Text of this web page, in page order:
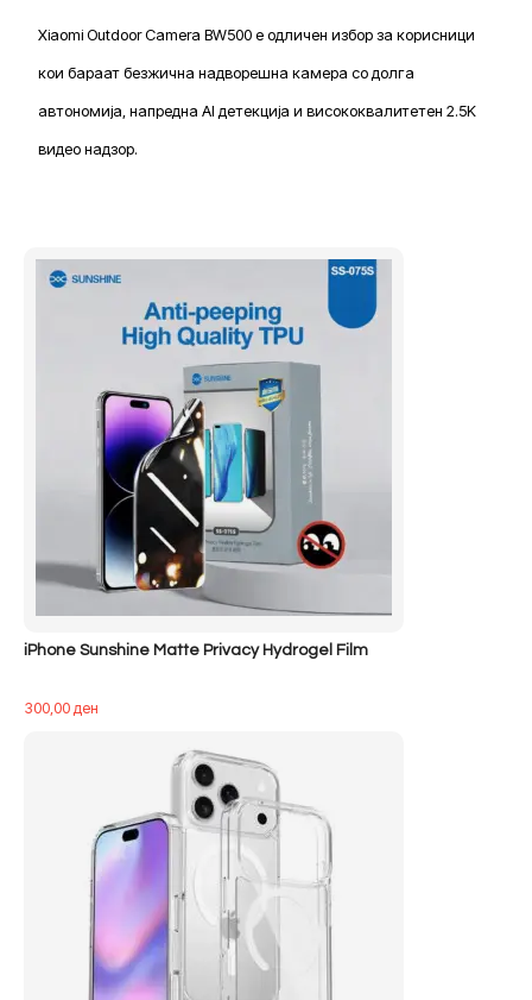
Xiaomi Outdoor Camera BW500 е одличен избор за корисници
кои бараат безжична надворешна камера со долга
автономија, напредна AI детекција и висококвалитетен 2.5K
видео надзор.
iPhone Sunshine Matte Privacy Hydrogel Film
300,00ден